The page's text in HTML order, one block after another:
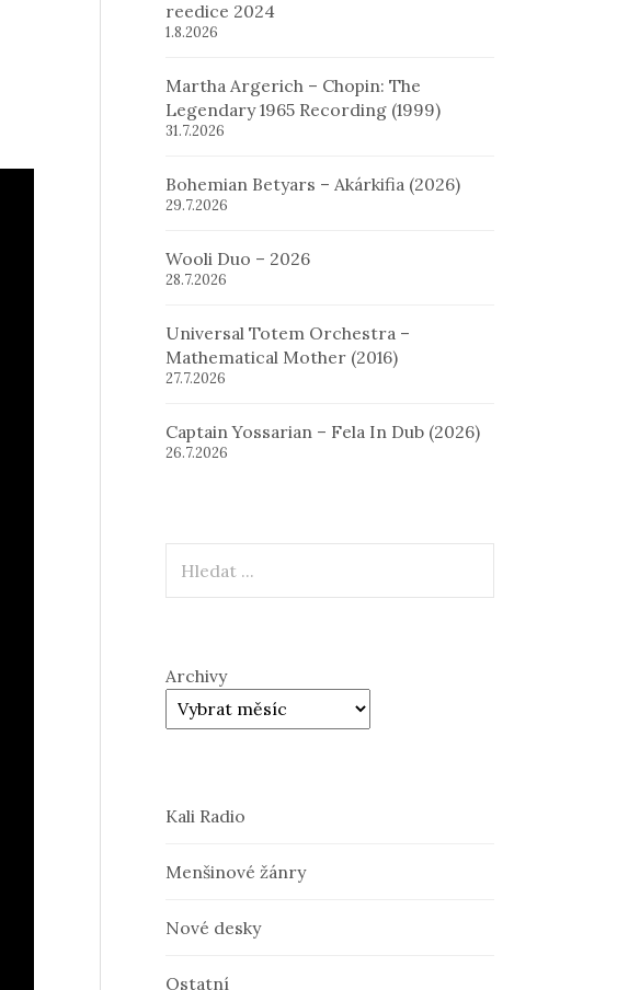
reedice 2024
1.8.2026
Martha Argerich – Chopin: The
Legendary 1965 Recording (1999)
31.7.2026
Bohemian Betyars – Akárkifia (2026)
29.7.2026
Wooli Duo – 2026
28.7.2026
Universal Totem Orchestra –
Mathematical Mother (2016)
27.7.2026
Captain Yossarian – Fela In Dub (2026)
26.7.2026
Archivy
Kali Radio
Menšinové žánry
Nové desky
Ostatní